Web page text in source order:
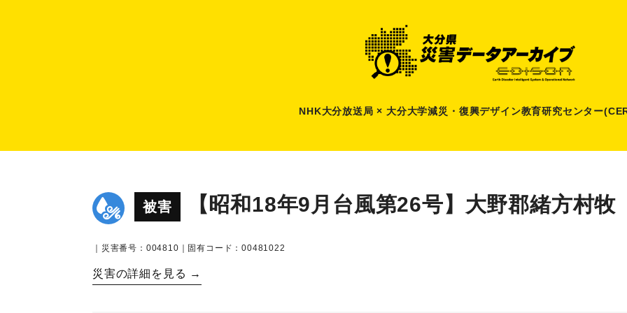
NHK大分放送局 × 大分大学減災 ・ 復興デザイン教育研究センター
被害 【昭和18年9月台風第26号】大野郡緒方村牧
｜災害番号：004810｜固有コード：00481022
災害の詳細を見る →